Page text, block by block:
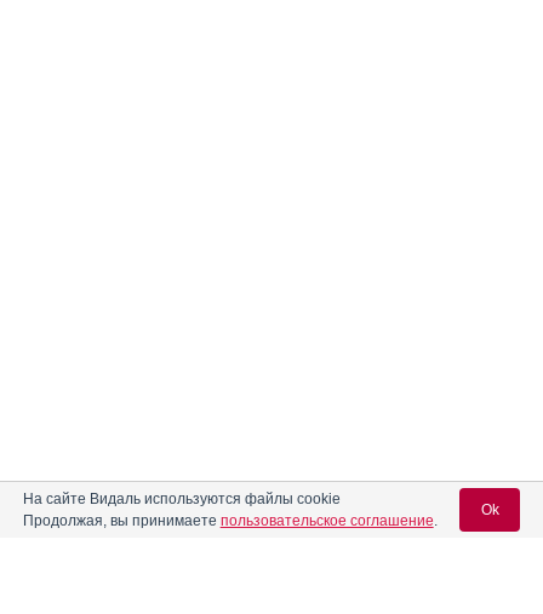
На сайте Видаль используются файлы cookie
Продолжая, вы принимаете пользовательское соглашение.
Ok